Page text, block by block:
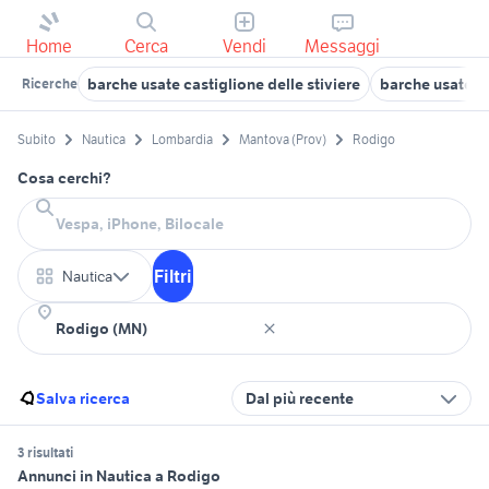
Home Cerca Vendi Messaggi
Ricerche barche usate castiglione delle stiviere barche usate
Subito Nautica Lombardia Mantova (Prov) Rodigo
Cosa cerchi?
Nautica Filtri
Salva ricerca Dal più recente
3 risultati
Annunci in Nautica a Rodigo